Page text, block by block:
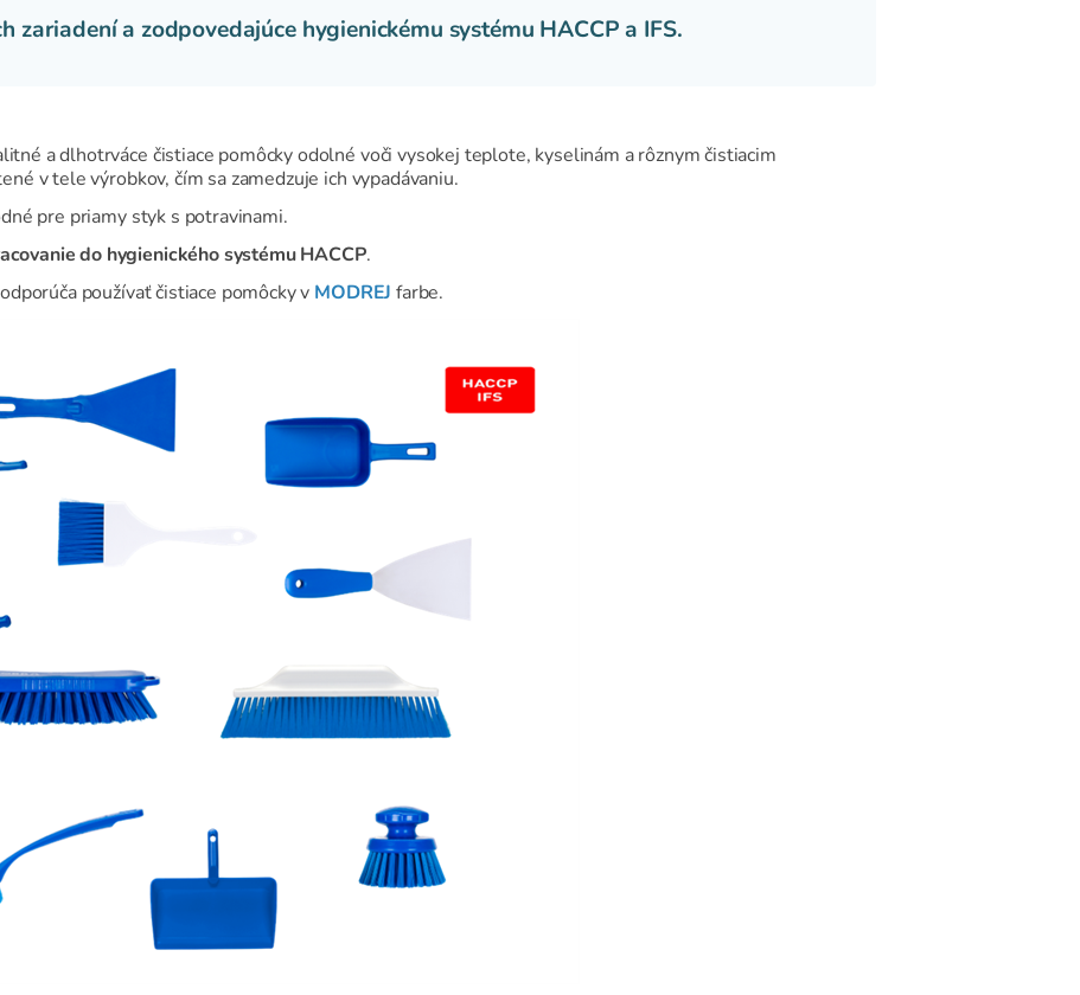
zariadení a zodpovedajúce hygienickému systému HACCP a IFS.
a dlhotrváce čistiace pomôcky odolné voči vysokej teplote, kyselinám a rôznym čistiacim
v tele výrobkov, čím sa zamedzuje ich vypadávaniu.
pre priamy styk s potravinami.
do hygienického systému HACCP.
používať čistiace pomôcky v MODREJfarbe.